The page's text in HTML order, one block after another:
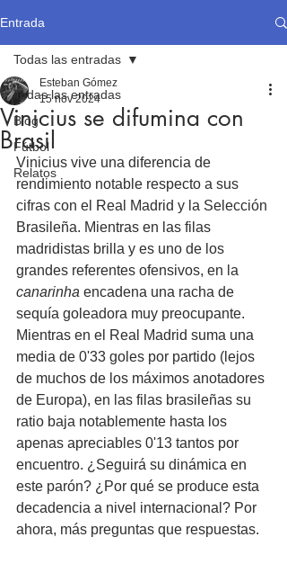
Entrada
Todas las entradas
Blog
Fútbol
Relatos
Todas las entradas
Vinicius se difumina con
Brasil
Esteban Gómez
15 nov 2024
Vinicius vive una diferencia de
rendimiento notable respecto a sus
cifras con el Real Madrid y la Selección
Brasileña. Mientras en las filas
madridistas brilla y es uno de los
grandes referentes ofensivos, en la
canarinha encadena una racha de
sequía goleadora muy preocupante.
Mientras en el Real Madrid suma una
media de 0'33 goles por partido (lejos
de muchos de los máximos anotadores
de Europa), en las filas brasileñas su
ratio baja notablemente hasta los
apenas apreciables 0'13 tantos por
encuentro. ¿Seguirá su dinámica en
este parón? ¿Por qué se produce esta
decadencia a nivel internacional? Por
ahora, más preguntas que respuestas.